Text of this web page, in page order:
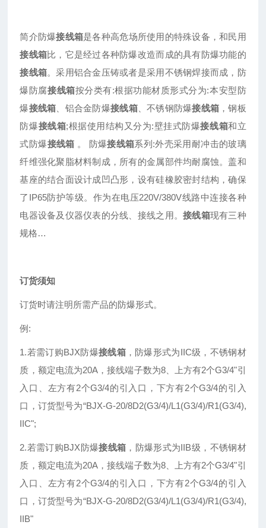
简介防爆接线箱是各种高危场所使用的特殊设备，和民用
接线箱比，它是经过各种防爆改造而成的具有防爆功能的
接线箱。采用铝合金压铸或者是采用不锈钢焊接而成，防
爆防腐接线箱按分类有:根据功能材质形式分为:本安型防
爆接线箱 、铝合金防爆接线箱、不锈钢防爆接线箱 ，钢板
防爆接线箱;根据使用结构又分为:壁挂式防爆接线箱和立
式防爆接线箱 。 防爆接线箱系列:外壳采用耐冲击的玻璃
纤维强化聚脂材料制成，所有的金属部件均耐腐蚀。盖和
基座的结合面设计成凹凸形，设有硅橡胶密封结构，确保
了IP65防护等级。作为在电压220V/380V线路中连接各种
电器设备及仪器仪表的分线、接线之用。接线箱现有三种
规格…
订货须知
订货时请注明所需产品的防爆形式。
例:
1.若需订购BJX防爆接线箱，防爆形式为IIC级，不锈钢材
质，额定电流为20A，接线端子数为8、上方有2个G3/4"引
入口、左方有2个G3/4的引入口，下方有2个G3/4的引入
口，订货型号为“BJX-G-20/8D2(G3/4)/L1(G3/4)/R1(G3/4),
IIC";
2.若需订购BJX防爆接线箱 ，防爆形式为IIB级，不锈钢材
质，额定电流为20A，接线端子数为8、上方有2个G3/4"引
入口、左方有2个G3/4的引入口，下方有2个G3/4的引入
口，订货型号为“BJX-G-20/8D2(G3/4)/L1(G3/4)/R1(G3/4),
IIB"